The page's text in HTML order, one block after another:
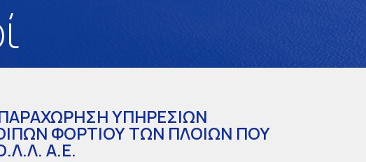
ΥΠΗΡΕΣΙΩΝ
ΦΟΡΤΙΟΥ ΤΩΝ ΠΛΟΙΩΝ ΠΟΥ
Α.Ε.